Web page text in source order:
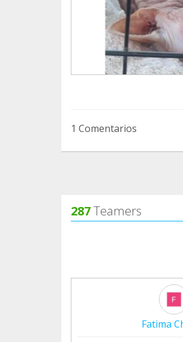
Puede parecer una
en la diferencia entre
Gracias por estar
1 Comentarios
287Teamers
Fatima